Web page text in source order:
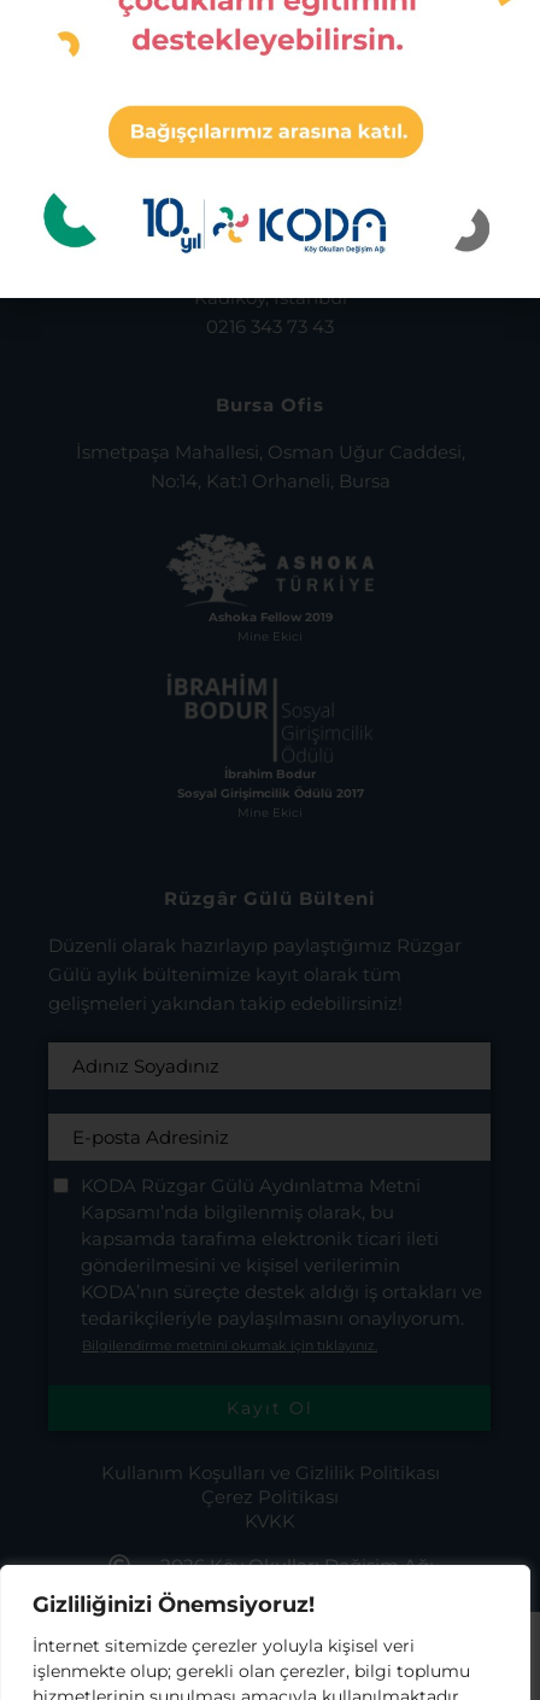
Gizliliğinizi Önemsiyoruz!
İnternet sitemizde çerezler yoluyla kişisel veri
işlenmekte olup; gerekli olan çerezler, bilgi toplumu
Osmanağa Mah. Söğütlüçeşme Cad. Bina No:56
Kadıköy, İstanbul
0216 343 73 43
Bursa Ofis
İsmetpaşa Mahallesi, Osman Uğur Caddesi,
No:14, Kat:1 Orhaneli, Bursa
Ashoka Fellow 2019
Mine Ekici
İbrahim Bodur
Sosyal Girişimcilik Ödülü 2017
Mine Ekici
Rüzgâr Gülü Bülteni
Düzenli olarak hazırlayıp paylaştığımız Rüzgar
Gülü aylık bültenimize kayıt olarak tüm
gelişmeleri yakından takip edebilirsiniz!
KODA Rüzgar Gülü Aydınlatma Metni
Kapsamı’nda bilgilenmiş olarak, bu
kapsamda tarafıma elektronik ticari ileti
gönderilmesini ve kişisel verilerimin
KODA’nın süreçte destek aldığı iş ortakları ve
tedarikçileriyle paylaşılmasını onaylıyorum.
Bilgilendirme metnini okumak için tıklayınız.
Kullanım Koşulları ve Gizlilik Politikası
Çerez Politikası
KVKK
2026 Köy Okulları Değişim Ağı